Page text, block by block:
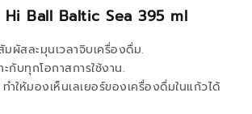
Hi Ball Baltic Sea 395 ml
มผัสละมุนเวลาจิบเครื่องดื่ม.
กับทุกโอกาสการใช้งาน.
ำให้มองเห็นเลเยอร์ของเครื่องดื่มในแก้วได้